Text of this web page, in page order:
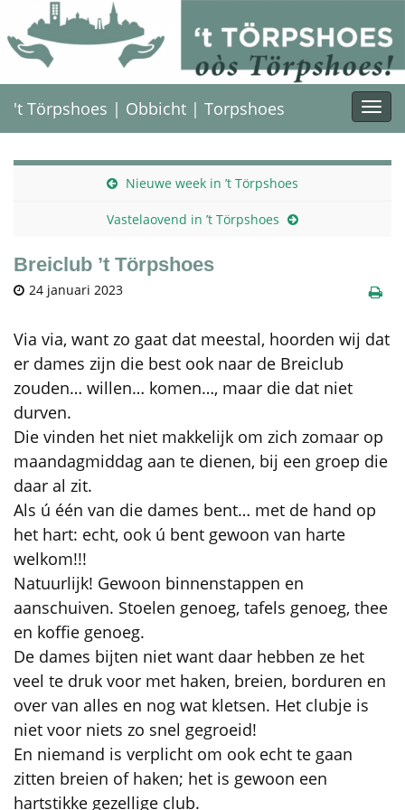
't Törpshoes | Obbicht | Torpshoes
Nieuwe week in ’t Törpshoes
Vastelaovend in ’t Törpshoes
Breiclub ’t Törpshoes
24 januari 2023
Via via, want zo gaat dat meestal, hoorden wij dat
er dames zijn die best ook naar de Breiclub
zouden… willen… komen…, maar die dat niet
durven.
Die vinden het niet makkelijk om zich zomaar op
maandagmiddag aan te dienen, bij een groep die
daar al zit.
Als ú één van die dames bent… met de hand op
het hart: echt, ook ú bent gewoon van harte
welkom!!!
Natuurlijk! Gewoon binnenstappen en
aanschuiven. Stoelen genoeg, tafels genoeg, thee
en koffie genoeg.
De dames bijten niet want daar hebben ze het
veel te druk voor met haken, breien, borduren en
over van alles en nog wat kletsen. Het clubje is
niet voor niets zo snel gegroeid!
En niemand is verplicht om ook echt te gaan
zitten breien of haken; het is gewoon een
hartstikke gezellige club.